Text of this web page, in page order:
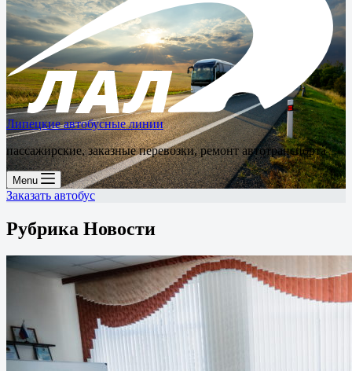
Липецкие автобусные линии
пассажирские, заказные перевозки, ремонт автотранспорта
Menu
Заказать автобус
Рубрика Новости